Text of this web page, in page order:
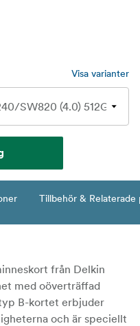
Visa varianter
Tillbehör & Relaterade
från Delkin
med oöverträffad
B-kortet erbjuder
och är speciellt